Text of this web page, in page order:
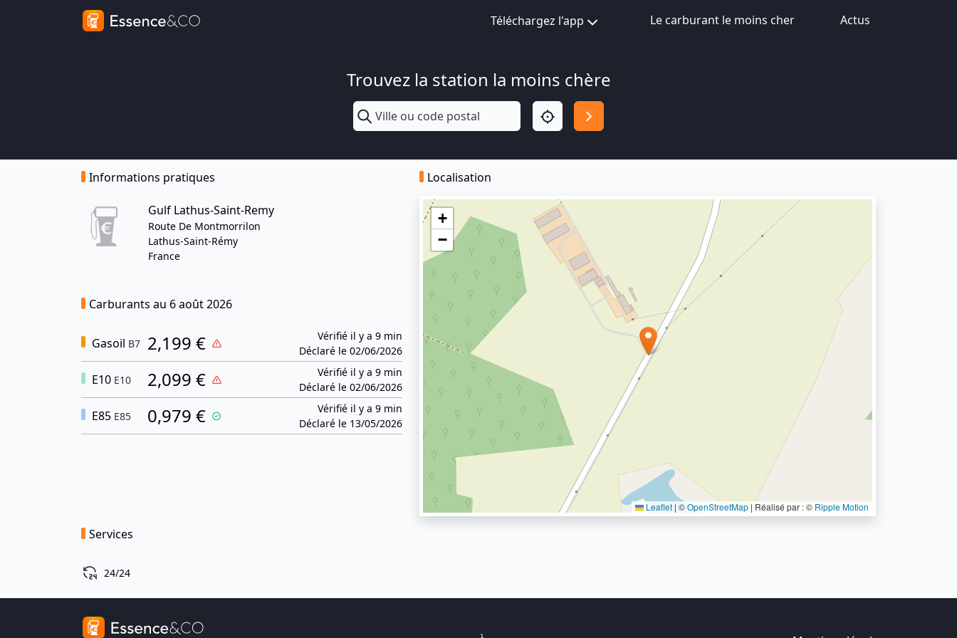
Téléchargez l'app Le carburant le moins cher Actus
Trouvez la station la moins chère
Informations pratiques
Gulf Lathus-Saint-Remy
Route De Montmorrilon
Lathus-Saint-Rémy
France
Carburants au 6 août 2026
Gasoil B7 2,199 €
Vérifié il y a 9 min
Déclaré le 02/06/2026
E10 E10 2,099 €
Vérifié il y a 9 min
Déclaré le 02/06/2026
E85 E85 0,979 €
Vérifié il y a 9 min
Déclaré le 13/05/2026
Localisation
+
−
Leaflet | ©OpenStreetMap | Réalisé par : © Ripple Motion
Services
24/24